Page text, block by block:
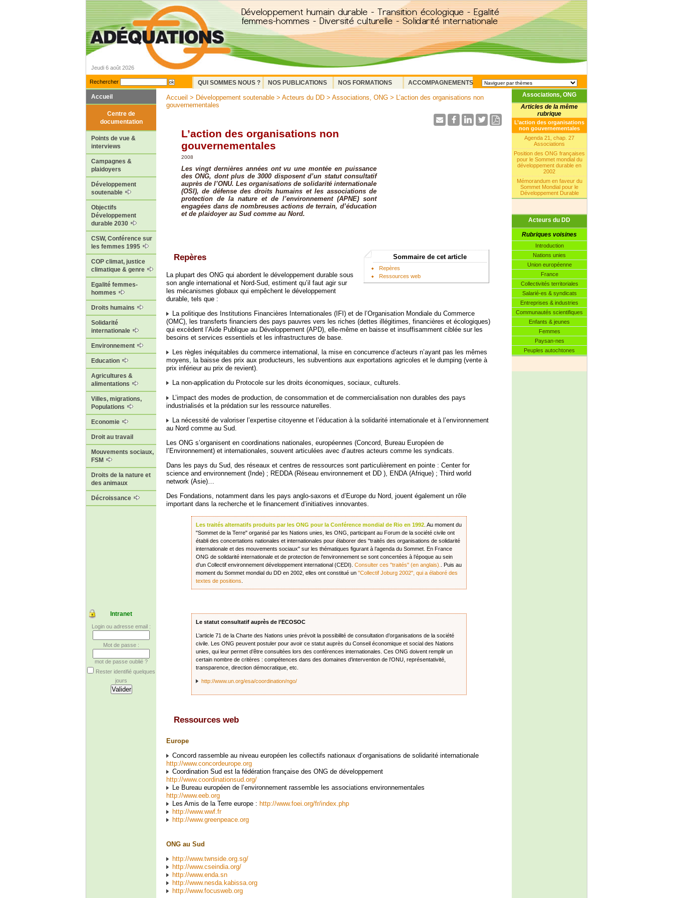
Jeudi 6 août 2026
Rechercher QUI SOMMES NOUS ? NOS PUBLICATIONS NOS FORMATIONS
ACCOMPAGNEMENTS
Accueil
Centre de
documentation
Points de vue &
interviews
Campagnes &
plaidoyers
Développement
soutenable
Objectifs
Développement
durable 2030
CSW, Conférence sur
les femmes 1995
COP climat, justice
climatique & genre
Egalité femmes-
hommes
Droits humains
Solidarité
internationale
Environnement
Education
Agricultures &
alimentations
Villes, migrations,
Populations
Economie
Droit au travail
Mouvements sociaux,
FSM
Droits de la nature et
des animaux
Décroissance
Intranet
Login ou adresse email :
Mot de passe :
mot de passe oublié ?
Rester identifié quelques
jours
Associations, ONG
Articles de la même
rubrique
L’action des organisations
non gouvernementales
Agenda 21, chap. 27
Associations
Position des ONG françaises
pour le Sommet mondial du
développement durable en
2002
Mémorandum en faveur du
Sommet Mondial pour le
Développement Durable
Acteurs du DD
Rubriques voisines
Introduction
Nations unies
Union européenne
France
Collectivités territoriales
Salarié-es & syndicats
Entreprises & industries
Communautés scientifiques
Enfants & jeunes
Femmes
Paysan-nes
Peuples autochtones
Accueil > Développement soutenable > Acteurs du DD > Associations, ONG > L’action des organisations non
gouvernementales
L’action des organisations non
gouvernementales
2008
Les vingt dernières années ont vu une montée en puissance
des ONG, dont plus de 3000 disposent d’un statut consultatif
auprès de l’ONU. Les organisations de solidarité internationale
(OSI), de défense des droits humains et les associations de
protection de la nature et de l’environnement (APNE) sont
engagées dans de nombreuses actions de terrain, d’éducation
et de plaidoyer au Sud comme au Nord.
Sommaire de cet article
Repères
Ressources web
Repères
La plupart des ONG qui abordent le développement durable sous
son angle international et Nord-Sud, estiment qu’il faut agir sur
les mécanismes globaux qui empêchent le développement
durable, tels que :
La politique des Institutions Financières Internationales (IFI) et de l’Organisation Mondiale du Commerce
(OMC), les transferts financiers des pays pauvres vers les riches (dettes illégitimes, financières et écologiques)
qui excèdent l’Aide Publique au Développement (APD), elle-même en baisse et insuffisamment ciblée sur les
besoins et services essentiels et les infrastructures de base.
Les règles inéquitables du commerce international, la mise en concurrence d’acteurs n’ayant pas les mêmes
moyens, la baisse des prix aux producteurs, les subventions aux exportations agricoles et le dumping (vente à
prix inférieur au prix de revient).
La non-application du Protocole sur les droits économiques, sociaux, culturels.
L’impact des modes de production, de consommation et de commercialisation non durables des pays
industrialisés et la prédation sur les ressource naturelles.
La nécessité de valoriser l’expertise citoyenne et l’éducation à la solidarité internationale et à l’environnement
au Nord comme au Sud.
Les ONG s’organisent en coordinations nationales, européennes (Concord, Bureau Européen de
l’Environnement) et internationales, souvent articulées avec d’autres acteurs comme les syndicats.
Dans les pays du Sud, des réseaux et centres de ressources sont particulièrement en pointe : Center for
science and environnement (Inde) ; REDDA (Réseau environnement et DD ), ENDA (Afrique) ; Third world
network (Asie)…
Des Fondations, notamment dans les pays anglo-saxons et d’Europe du Nord, jouent également un rôle
important dans la recherche et le financement d’initiatives innovantes.
Les traités alternatifs produits par les ONG pour la Conférence mondial de Rio en 1992 . Au moment du
"Sommet de la Terre" organisé par les Nations unies, les ONG, participant au Forum de la société civile ont
établi des concertations nationales et internationales pour élaborer des "traités des organisations de solidarité
internationale et des mouvements sociaux" sur les thématiques figurant à l’agenda du Sommet. En France
ONG de solidarité internationale et de protection de l’environnement se sont concertées à l’époque au sein
d’un Collectif environnement développement international (CEDI). Consulter ces "traités" (en anglais).
. Puis au
moment du Sommet mondial du DD en 2002, elles ont constitué un "Collectif Joburg 2002", qui a élaboré des
textes de positions
Le statut consultatif auprès de l’ECOSOC
L’article 71 de la Charte des Nations unies prévoit la possibilité de consultation d’organisations de la société
civile. Les ONG peuvent postuler pour avoir ce statut auprès du Conseil économique et social des Nations
unies, qui leur permet d’être consultées lors des conférences internationales. Ces ONG doivent remplir un
certain nombre de critères : compétences dans des domaines d’intervention de l’ONU, représentativité,
transparence, direction démocratique, etc.
http://www.un.org/esa/coordination/ngo/
Ressources web
Europe
Concord rassemble au niveau européen les collectifs nationaux d’organisations de solidarité internationale
http://www.concordeurope.org
Coordination Sud est la fédération française des ONG de développement
http://www.coordinationsud.org/
Le Bureau européen de l’environnement rassemble les associations environnementales
http://www.eeb.org
Les Amis de la Terre europe : http://www.foei.org/fr/index.php
http://www.wwf.fr
http://www.greenpeace.org
ONG au Sud
http://www.twnside.org.sg/
http://www.cseindia.org/
http://www.enda.sn
http://www.nesda.kabissa.org
http://www.focusweb.org